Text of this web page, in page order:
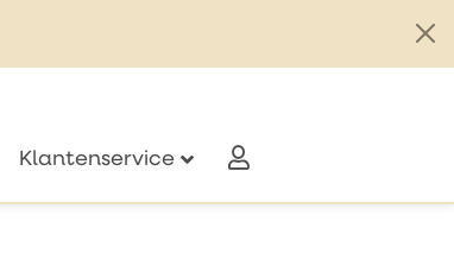
Klantenservice